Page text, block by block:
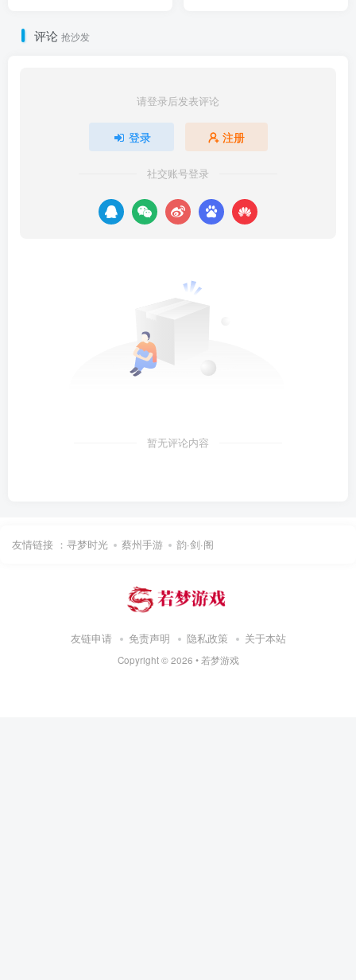
+本地热更+安卓+GM后台
评论 抢沙发
请登录后发表评论
登录 注册
社交账号登录
暂无评论内容
友情链接 ： 寻梦时光 蔡州手游 韵·剑·阁
友链申请 免责声明 隐私政策 关于本站
Copyright ©2026 • 若梦游戏